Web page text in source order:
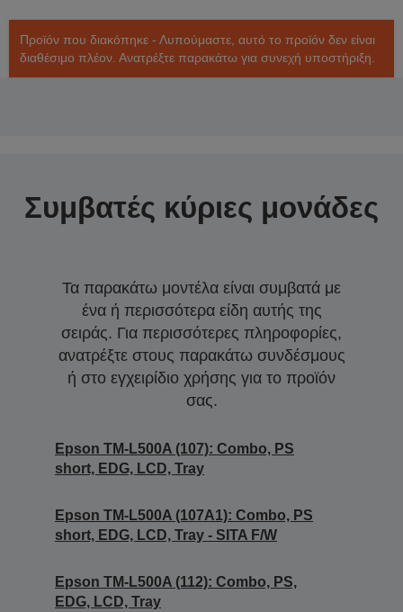
Προϊόν που διακόπηκε - Λυπούμαστε, αυτό το προϊόν δεν είναι
διαθέσιμο πλέον. Ανατρέξτε παρακάτω για συνεχή υποστήριξη.
Συμβατές κύριες μονάδες
Τα παρακάτω μοντέλα είναι συμβατά με
ένα ή περισσότερα είδη αυτής της
σειράς. Για περισσότερες πληροφορίες,
ανατρέξτε στους παρακάτω συνδέσμους
ή στο εγχειρίδιο χρήσης για το προϊόν
σας.
Epson TM-L500A (107): Combo, PS
short, EDG, LCD, Tray
Epson TM-L500A (107A1): Combo, PS
short, EDG, LCD, Tray - SITA F/W
Epson TM-L500A (112): Combo, PS,
EDG, LCD, Tray